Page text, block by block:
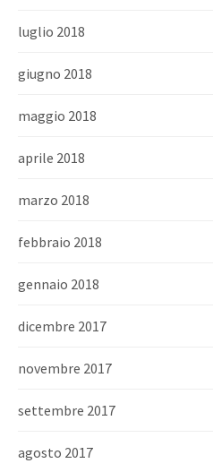
luglio 2018
giugno 2018
maggio 2018
aprile 2018
marzo 2018
febbraio 2018
gennaio 2018
dicembre 2017
novembre 2017
settembre 2017
agosto 2017